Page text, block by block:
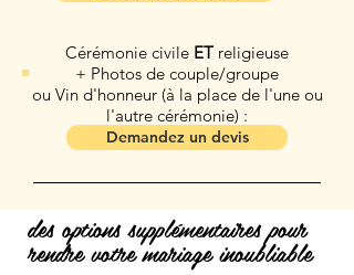
Demandez un devis
Cérémonie civile ET religieuse
+ Photos de couple/groupe
ou Vin d'honneur (à la place de l'une ou
l'autre cérémonie) :
des options supplémentairespour
rendre votre mariage inoubliable